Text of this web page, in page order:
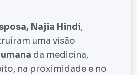
Najia Hindi,
uma visão
da medicina,
na proximidade e no